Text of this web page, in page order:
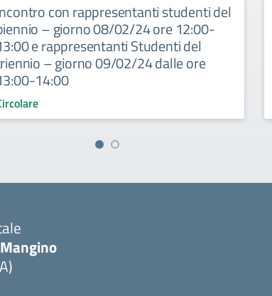
con rappresentanti studenti del
– giorno 08/02/24 ore 12:00-
e rappresentanti Studenti del
– giorno 09/02/24 dalle ore
14:00